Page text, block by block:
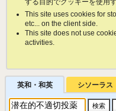
する目的でクッキーを使用
This site uses cookies for
etc... on the client side.
This site does not use
activities.
英和・和英 シソーラス